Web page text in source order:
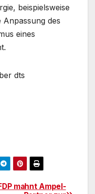
beispielsweise
des
eines
dts
mahnt Ampel-